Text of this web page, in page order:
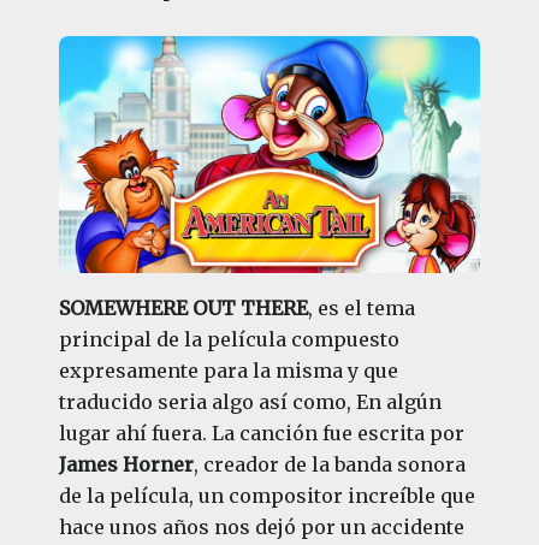
SOMEWHERE OUT THERE, es el tema
principal de la película compuesto
expresamente para la misma y que
traducido seria algo así como, En algún
lugar ahí fuera. La canción fue escrita por
James Horner, creador de la banda sonora
de la película, un compositor increíble que
hace unos años nos dejó por un accidente